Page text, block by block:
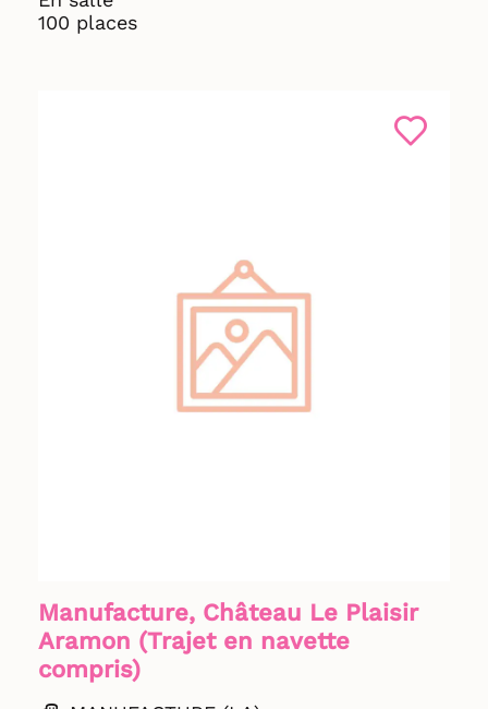
100 places
Manufacture, Château Le Plaisir
Aramon (Trajet en navette
compris)